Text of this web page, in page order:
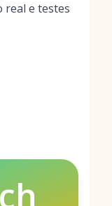
real e testes